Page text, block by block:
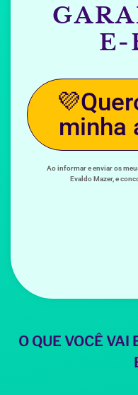
E-
minha
Ao informar e enviar os
Evaldo Mazer, e
O QUE VOCÊ VAI